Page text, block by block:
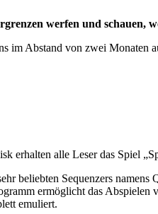
werfen und schauen,
im Abstand von zwei Monaten
erhalten alle Leser das Spiel
beliebten Sequenzers
ermöglicht das
emuliert.